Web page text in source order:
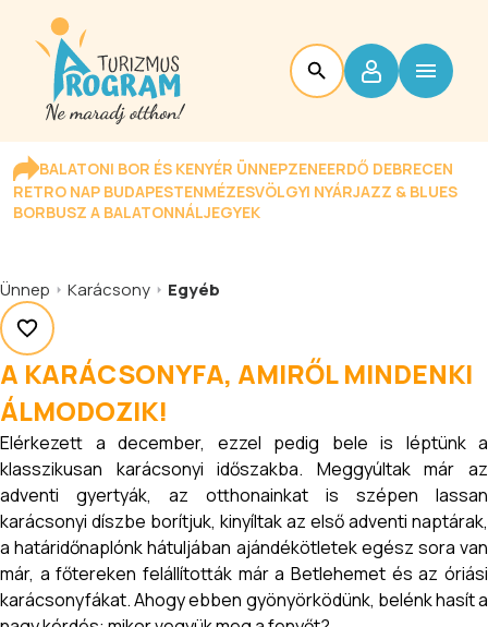
BALATONI BOR ÉS KENYÉR ÜNNEPZENEERDŐ DEBRECEN
RETRO NAP BUDAPESTENMÉZESVÖLGYI NYÁRJAZZ & BLUES
BORBUSZ A BALATONNÁLJEGYEK
Ünnep Karácsony Egyéb
A KARÁCSONYFA, AMIRŐL MINDENKI
ÁLMODOZIK!
Elérkezett a december, ezzel pedig bele is léptünk a
klasszikusan karácsonyi időszakba. Meggyúltak már az
adventi gyertyák, az otthonainkat is szépen lassan
karácsonyi díszbe borítjuk, kinyíltak az első adventi naptárak,
a határidőnaplónk hátuljában ajándékötletek egész sora van
már, a főtereken felállították már a Betlehemet és az óriási
karácsonyfákat. Ahogy ebben gyönyörködünk, belénk hasít a